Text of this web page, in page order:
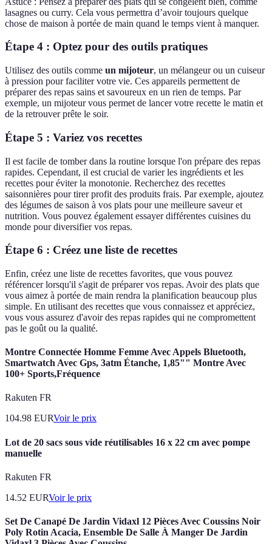
lasagnes ou curry. Cela vous permettra d’avoir toujours quelque
chose de maison à portée de main quand le temps vient à manquer.
Étape 4 : Optez pour des outils pratiques
Utilisez des outils comme un mijoteur, un mélangeur ou un cuiseur
à pression pour faciliter votre vie. Ces appareils permettent de
préparer des repas sains et savoureux en un rien de temps. Par
exemple, un mijoteur vous permet de lancer votre recette le matin et
de la retrouver prête le soir.
Étape 5 : Variez vos recettes
Il est facile de tomber dans la routine lorsque l'on prépare des repas
rapides. Cependant, il est crucial de varier les ingrédients et les
recettes pour éviter la monotonie. Recherchez des recettes
saisonnières pour tirer profit des produits frais. Par exemple, ajoutez
des légumes de saison à vos plats pour une meilleure saveur et
nutrition. Vous pouvez également essayer différentes cuisines du
monde pour diversifier vos repas.
Étape 6 : Créez une liste de recettes
Enfin, créez une liste de recettes favorites, que vous pouvez
référencer lorsqu'il s'agit de préparer vos repas. Avoir des plats que
vous aimez à portée de main rendra la planification beaucoup plus
simple. En utilisant des recettes que vous connaissez et appréciez,
vous vous assurez d'avoir des repas rapides qui ne compromettent
pas le goût ou la qualité.
Montre Connectée Homme Femme Avec Appels Bluetooth,
Smartwatch Avec Gps, 3atm Étanche, 1,85"" Montre Avec
100+ Sports,Fréquence
Rakuten FR
104.98 EURVoir le prix
Lot de 20 sacs sous vide réutilisables 16 x 22 cm avec pompe
manuelle
Rakuten FR
14.52 EURVoir le prix
Set De Canapé De Jardin Vidaxl 12 Pièces Avec Coussins Noir
Poly Rotin Acacia, Ensemble De Salle À Manger De Jardin